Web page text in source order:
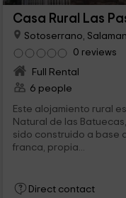
Casa Rural Las
Sotoserrano,
0 reviews
Full Rental
6 people
Este alojamiento rural
Natural de las
sido construido a base
franca, propia...
Direct contact